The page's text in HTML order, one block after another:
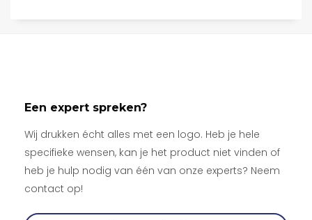
Een expert spreken?
Wij drukken écht alles met een logo. Heb je hele
specifieke wensen, kan je het product niet vinden of
heb je hulp nodig van één van onze experts? Neem
contact op!